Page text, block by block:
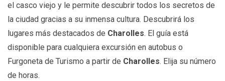
el casco viejo y le permite descubrir todos los secretos de
la ciudad gracias a su inmensa cultura. Descubrirá los
lugares más destacados de Charolles. El guía está
disponible para cualquiera excursión en autobus o
Furgoneta de Turismo a partir de Charolles. Elija su número
de horas.